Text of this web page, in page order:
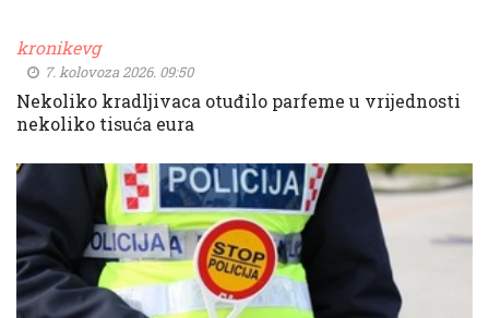
kronikevg
7. kolovoza 2026. 09:50
Nekoliko kradljivaca otuđilo parfeme u vrijednosti
nekoliko tisuća eura